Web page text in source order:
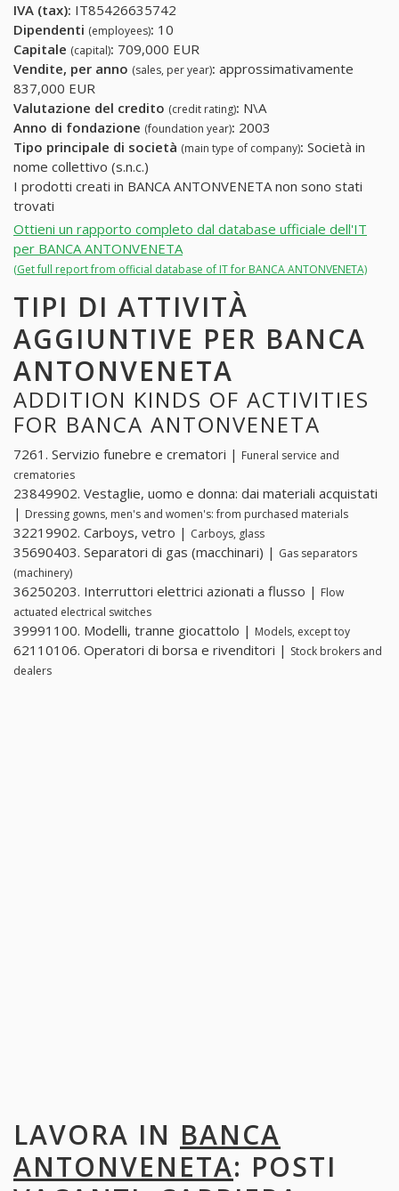
IVA (tax): IT85426635742
Dipendenti (employees): 10
Capitale (capital): 709,000 EUR
Vendite, per anno (sales, per year): approssimativamente
837,000 EUR
Valutazione del credito (credit rating): N\A
Anno di fondazione (foundation year): 2003
Tipo principale di società (main type of company): Società in
nome collettivo (s.n.c.)
I prodotti creati in BANCA ANTONVENETA non sono stati
trovati
Ottieni un rapporto completo dal database ufficiale dell'IT
per BANCA ANTONVENETA
(Get full report from official database of IT for BANCA ANTONVENETA)
TIPI DI ATTIVITÀ
AGGIUNTIVE PER BANCA
ANTONVENETA
ADDITION KINDS OF ACTIVITIES
FOR BANCA ANTONVENETA
7261. Servizio funebre e crematori | Funeral service and
crematories
23849902. Vestaglie, uomo e donna: dai materiali acquistati
| Dressing gowns, men's and women's: from purchased materials
32219902. Carboys, vetro | Carboys, glass
35690403. Separatori di gas (macchinari) | Gas separators
(machinery)
36250203. Interruttori elettrici azionati a flusso | Flow
actuated electrical switches
39991100. Modelli, tranne giocattolo | Models, except toy
62110106. Operatori di borsa e rivenditori | Stock brokers and
dealers
LAVORA IN BANCA
ANTONVENETA: POSTI